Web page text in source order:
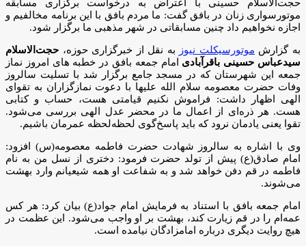
حجت‌الاسلام حسینی با اعتراض به درخواست برگزاری مسابقه
موتورسواری زنان در بافق گفت: ما مردم بافق با این برنامه مخالفیم و
اجازه نخواهیم داد چنین مسابقاتی در شهر مذهبی ما برگزار شود.
به گزارش موتورسیکلت نیوز به نقل از خبرگزاری حوزه، حجت‌الاسلام
سیدعباس حسینی باقرآبادی امام جمعه بافق در خطبه های امروز نماز
جمعه این شهرستان که در مسجد جامع برگزار شد با تسلیت سالروز
وفات حضرت معصومه سلام الله علیها با دعوت نمازگزاران به تقوای
الهی اظهار داشت: فراموش نکنیم قیامتی هست، حساب و کتابی
هست. هر ذره‌ای از اعمال ما در محضر عدل الهی بررسی می‌شود.
تقوا یعنی یادمان نرود که باید پاسخ‌گوی لحظه‌لحظه عمرمان باشیم.
وی با اشاره به سالروز شهادت حضرت فاطمه معصومه(س) افزود:
امام صادق(ع) پیش از تولد حضرت فرمود: دختری از نسل من به نام
فاطمه در قم دفن خواهد شد و به شفاعت او همه شیعیانم وارد بهشت
می‌شوند.
امام جمعه بافق با استناد به فرمایش امام جواد(ع) بیان کرد: هر کس
عمه‌ام را در قم زیارت کند، بهشت بر او واجب می‌شود. این عظمت در
هیچ روایت دیگری درباره امامزادگان نیامده است.